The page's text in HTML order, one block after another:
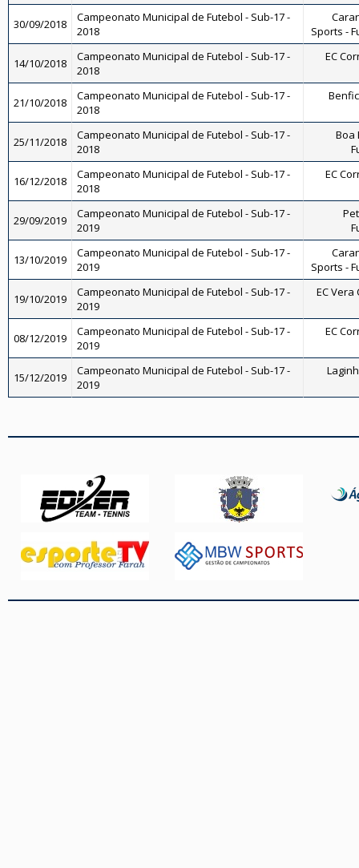
30/09/2018
Campeonato Municipal de Futebol - Sub-17 -
2018
Sports -
14/10/2018
Campeonato Municipal de Futebol - Sub-17 -
2018
EC
21/10/2018
Campeonato Municipal de Futebol - Sub-17 -
2018
25/11/2018
Campeonato Municipal de Futebol - Sub-17 -
2018
Boa
16/12/2018
Campeonato Municipal de Futebol - Sub-17 -
2018
EC
29/09/2019
Campeonato Municipal de Futebol - Sub-17 -
2019
13/10/2019
Campeonato Municipal de Futebol - Sub-17 -
2019
Sports -
19/10/2019
Campeonato Municipal de Futebol - Sub-17 -
2019
EC Vera
08/12/2019
Campeonato Municipal de Futebol - Sub-17 -
2019
EC
15/12/2019
Campeonato Municipal de Futebol - Sub-17 -
2019